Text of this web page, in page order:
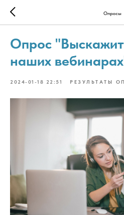
Опросы
Опрос
наших
2024-01-18 22:51 РЕЗУЛЬТАТЫ